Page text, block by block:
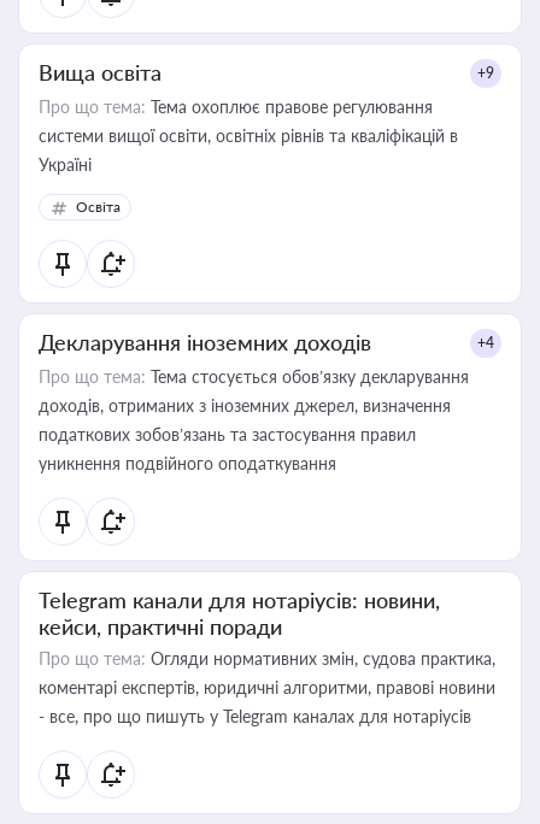
Вища освіта +9
Про що тема: Тема охоплює правове регулювання
системи вищої освіти, освітніх рівнів та кваліфікацій в
Україні
Освіта
Декларування іноземних доходів +4
Про що тема: Тема стосується обов’язку декларування
доходів, отриманих з іноземних джерел, визначення
податкових зобов’язань та застосування правил
уникнення подвійного оподаткування
Telegram канали для нотаріусів: новини,
кейси, практичні поради
Про що тема: Огляди нормативних змін, судова практика,
коментарі експертів, юридичні алгоритми, правові новини
- все, про що пишуть у Telegram каналах для нотаріусів